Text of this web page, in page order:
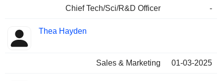
Chief Tech/Sci/R&D Officer -
Thea Hayden
Sales & Marketing 01-03-2025